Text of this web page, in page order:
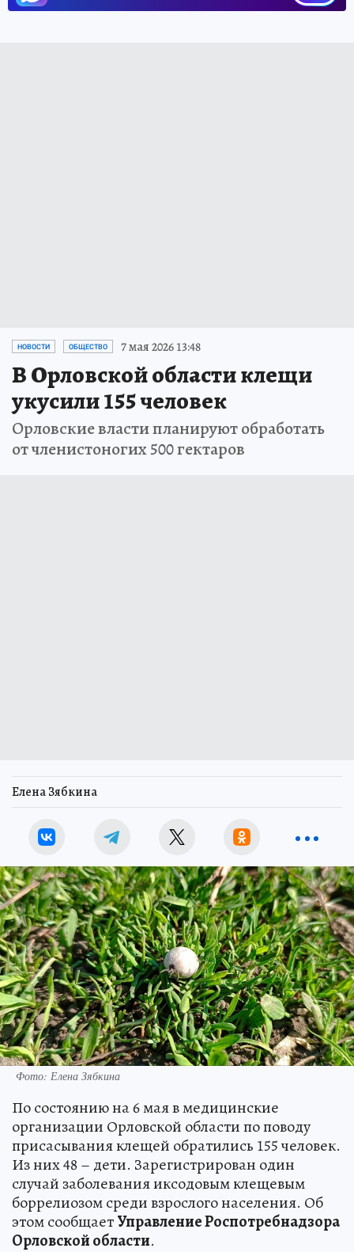
НОВОСТИ ОБЩЕСТВО 7 мая 2026 13:48
В Орловской области клещи
укусили 155 человек
Орловские власти планируют обработать
от членистоногих 500 гектаров
Елена Зябкина
Фото: Елена Зябкина
По состоянию на 6 мая в медицинские
организации Орловской области по поводу
присасывания клещей обратились 155 человек.
Из них 48 – дети. Зарегистрирован один
случай заболевания иксодовым клещевым
боррелиозом среди взрослого населения. Об
этом сообщаетУправление Роспотребнадзора
Орловской области.